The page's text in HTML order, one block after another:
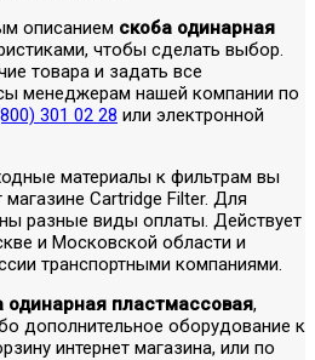
описанием скоба одинарная
чтобы сделать выбор.
товара и задать все
менеджерам нашей компании по
301 02 28 или электронной
материалы к фильтрам вы
Cartridge Filter. Для
разные виды оплаты. Действует
и Московской области и
транспортными компаниями.
одинарная пластмассовая,
дополнительное оборудование к
интернет магазина, или по